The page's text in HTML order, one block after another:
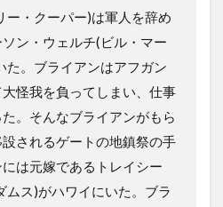
ー・クーパー)は軍人を辞め
ン・ウェルチ(ビル・マー
た。ブライアンはアフガン
怪我を負ってしまい、仕事
。そんなブライアンがもら
されるゲートの地鎮祭の手
は元嫁であるトレイシー
ムス)がハワイにいた。ブラ